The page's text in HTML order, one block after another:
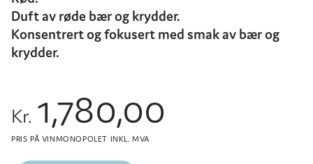
Duft av røde bær og krydder.
Konsentrert og fokusert med smak av bær og
krydder.
Kr. 1,780,00
PRIS PÅ VINMONOPOLET INKL. MVA